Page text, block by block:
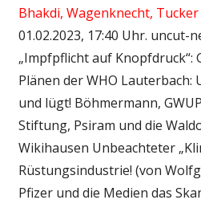
Bhakdi, Wagenknecht,
01.02.2023, 17:40 Uhr. uncut-
„Impfpflicht auf Knopfdruck“:
Plänen der WHO
und lügt! Böhmermann,
Stiftung, Psiram und die
Wikihausen Unbeachteter
Rüstungsindustrie! (von
Pfizer und die Medien das